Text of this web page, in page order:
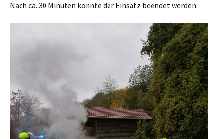
Nach ca. 30 Minuten konnte der Einsatz beendet werden.